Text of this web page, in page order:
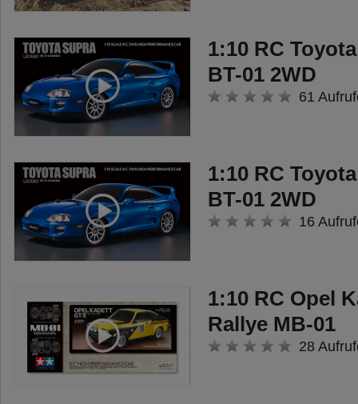
1:10 RC
BT-01 2WD
61
1:10 RC
BT-01 2WD
16
1:10 RC Opel
Rallye MB-01
28